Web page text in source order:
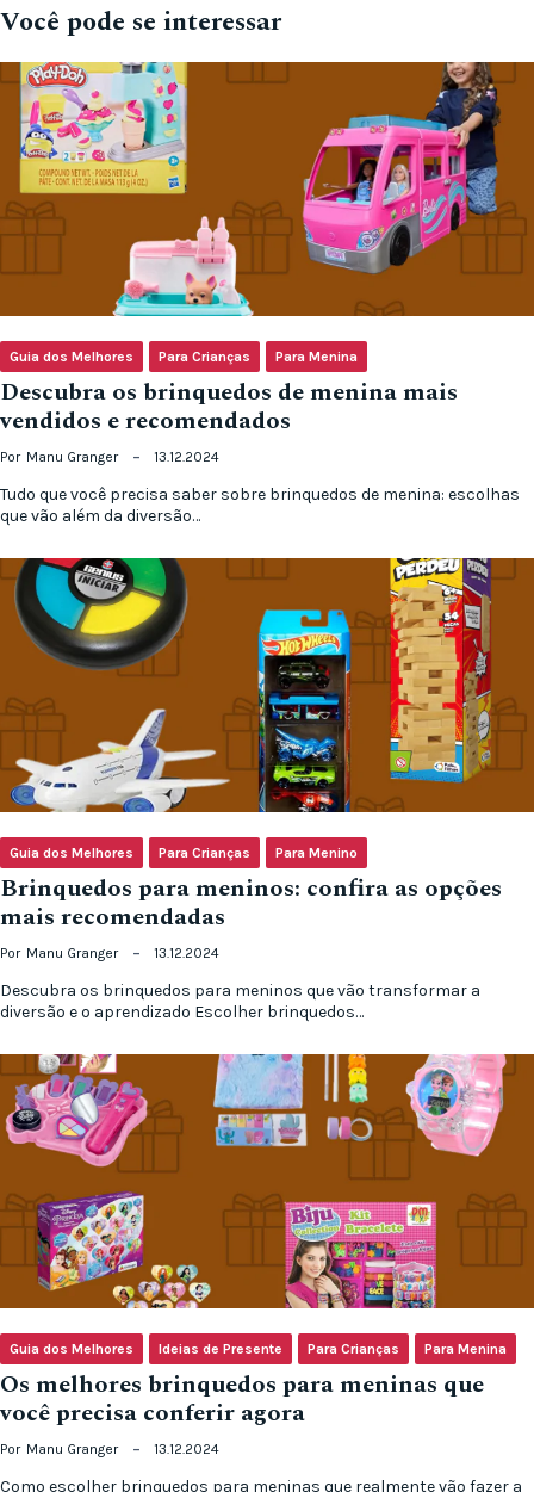
Você pode se interessar
Guia dos Melhores Para Crianças Para Menina
Descubra os brinquedos de menina mais
vendidos e recomendados
Por Manu Granger 13.12.2024
Tudo que você precisa saber sobre brinquedos de menina: escolhas
que vão além da diversão…
Guia dos Melhores Para Crianças Para Menino
Brinquedos para meninos: confira as opções
mais recomendadas
Por Manu Granger 13.12.2024
Descubra os brinquedos para meninos que vão transformar a
diversão e o aprendizado Escolher brinquedos…
Guia dos Melhores Ideias de Presente Para Crianças Para Menina
Os melhores brinquedos para meninas que
você precisa conferir agora
Por Manu Granger 13.12.2024
Como escolher brinquedos para meninas que realmente vão fazer a